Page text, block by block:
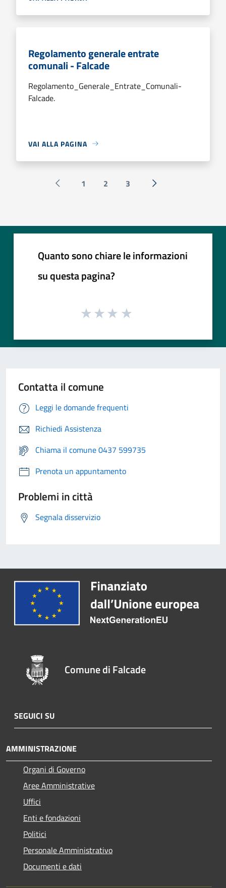
Regolamento generale entrate
comunali - Falcade
Regolamento_Generale_Entrate_Comunali-
Falcade.
VAI ALLA PAGINA
Pagina precedente
1 2 3 Successiva »
Quanto sono chiare le informazioni
su questa pagina?
Contatta il comune
Leggi le domande frequenti
Richiedi Assistenza
Chiama il comune 0437 599735
Prenota un appuntamento
Problemi in città
Segnala disservizio
Comune di Falcade
SEGUICI SU
AMMINISTRAZIONE
Organi di Governo
Aree Amministrative
Uffici
Enti e fondazioni
Politici
Personale Amministrativo
Documenti e dati